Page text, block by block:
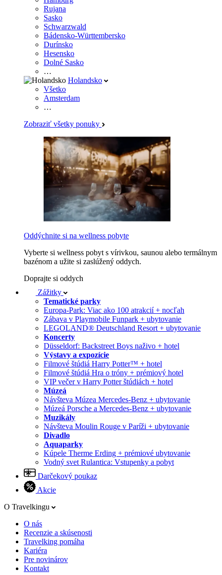
Rujana
Sasko
Schwarzwald
Bádensko-Württembersko
Durínsko
Hesensko
Dolné Sasko
…
Holandsko
Všetko
Amsterdam
…
Zobraziť všetky ponuky
Oddýchnite si na wellness pobyte
Vyberte si wellness pobyt s vírivkou, saunou alebo termálnym
bazénom a užite si zaslúžený oddych.
Doprajte si oddych
Zážitky
Tematické parky
Europa-Park: Viac ako 100 atrakcií + nocľah
Zábava v Playmobile Funpark + ubytovanie
LEGOLAND® Deutschland Resort + ubytovanie
Koncerty
Düsseldorf: Backstreet Boys naživo + hotel
Výstavy a expozície
Filmové štúdiá Harry Potter™ + hotel
Filmové štúdiá Hra o tróny + prémiový hotel
VIP večer v Harry Potter štúdiách + hotel
Múzeá
Návšteva Múzea Mercedes-Benz + ubytovanie
Múzeá Porsche a Mercedes-Benz + ubytovanie
Muzikály
Návšteva Moulin Rouge v Paríži + ubytovanie
Divadlo
Aquaparky
Kúpele Therme Erding + prémiové ubytovanie
Vodný svet Rulantica: Vstupenky a pobyt
Darčekový poukaz
Akcie
O Travelkingu
O nás
Recenzie a skúsenosti
Travelking pomáha
Kariéra
Pre novinárov
Kontakt